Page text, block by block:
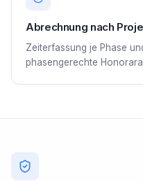
Abrechnung nach
Zeiterfassung je Phase
phasengerechte